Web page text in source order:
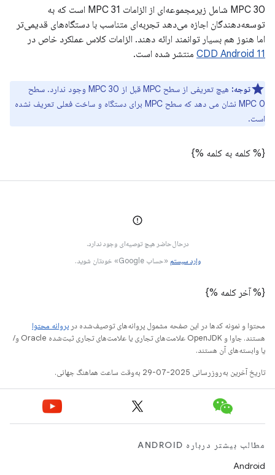
MPC 30 شامل زیرمجموعه‌ای از الزامات MPC 31 است که به
توسعه‌دهندگان اجازه می‌دهد تجربه‌ای متناسب با دستگاه‌های قدیمی‌تر
اما هنوز هم بسیار توانمند ارائه دهند. الزامات کلاس عملکرد خاص در
CDD Android 11 منتشر شده است.
توجه:
هیچ تعریفی از سطح MPC قبل از MPC 30 وجود ندارد. سطح
MPC 0 نشان می دهد که سطح MPC برای دستگاه و ساخت فعلی تعریف نشده
است.
{% کلمه به کلمه %}
درحال‌حاضر هیچ توصیه‌ای وجود ندارد.
وارد سیستم «حساب Google» خودتان شوید.
{% آخر کلمه %}
محتوا و نمونه کدها در این صفحه مشمول پروانه‌های توصیف‌شده در پروانه محتوا
هستند. جاوا و OpenJDK علامت‌های تجاری یا علامت‌های تجاری ثبت‌شده Oracle و/
یا وابسته‌های آن هستند.
تاریخ آخرین به‌روزرسانی 2025-07-29 به‌وقت ساعت هماهنگ جهانی.
مطالب بیشتر درباره ANDROID
Android